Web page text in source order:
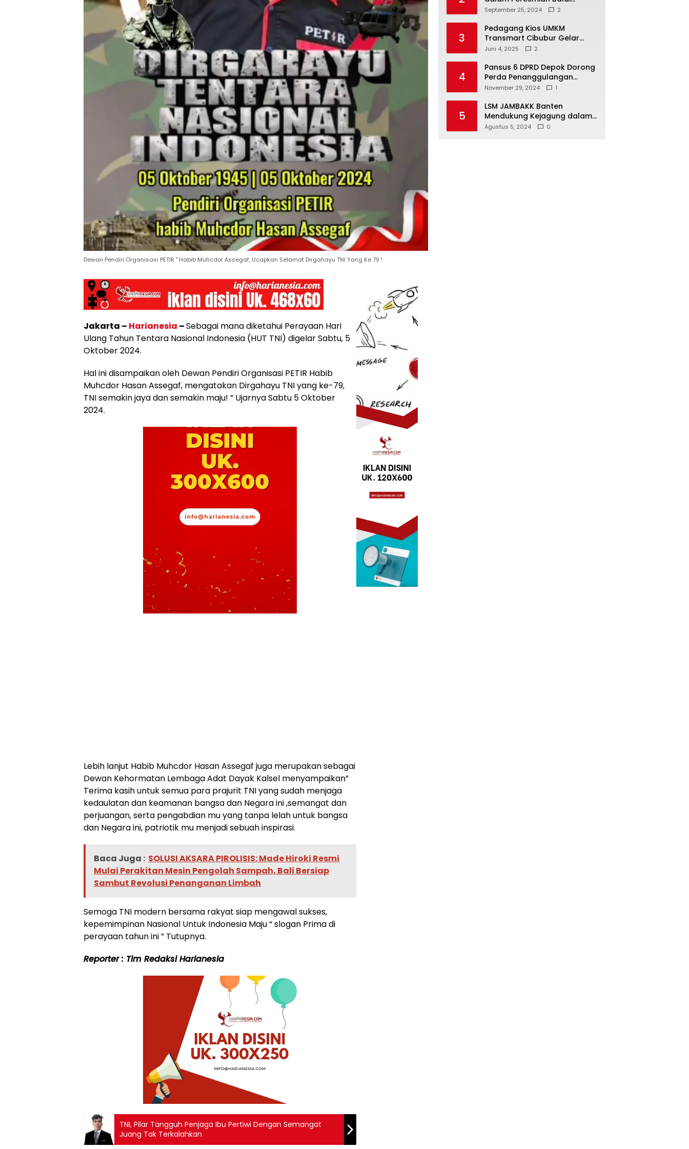
Dewan Pendiri Organisasi PETIR " Habib Muhcdor Assegaf, Ucapkan Selamat Dirgahayu TNI Yang Ke 79 !
Jakarta – Harianesia –Sebagai mana diketahui Perayaan Hari
Ulang Tahun Tentara Nasional Indonesia (HUT TNI) digelar Sabtu, 5
Oktober 2024.
Hal ini disampaikan oleh Dewan Pendiri Organisasi PETIR Habib
Muhcdor Hasan Assegaf, mengatakan Dirgahayu TNI yang ke-79,
TNI semakin jaya dan semakin maju! ” Ujarnya Sabtu 5 Oktober
2024.
Lebih lanjut Habib Muhcdor Hasan Assegaf juga merupakan sebagai
Dewan Kehormatan Lembaga Adat Dayak Kalsel menyampaikan”
Terima kasih untuk semua para prajurit TNI yang sudah menjaga
kedaulatan dan keamanan bangsa dan Negara ini ,semangat dan
perjuangan, serta pengabdian mu yang tanpa lelah untuk bangsa
dan Negara ini, patriotik mu menjadi sebuah inspirasi.
Baca Juga : SOLUSI AKSARA PIROLISIS: Made Hiroki Resmi
Mulai Perakitan Mesin Pengolah Sampah, Bali Bersiap
Sambut Revolusi Penanganan Limbah
Semoga TNI modern bersama rakyat siap mengawal sukses,
kepemimpinan Nasional Untuk Indonesia Maju “ slogan Prima di
perayaan tahun ini ” Tutupnya.
Reporter : Tim Redaksi Harianesia
TNI, Pilar Tangguh Penjaga Ibu Pertiwi Dengan Semangat
Juang Tak Terkalahkan
Warga di Sukamaju : Wadah
Aspirasi Masyarakat
September 25, 2024 2
3
Pedagang Kios UMKM
Transmart Cibubur Gelar
Family Gathering di Cisarua,
Kekompakan
Juni 4, 2025 2
4
Pansus 6 DPRD Depok Dorong
Perda Penanggulangan
Kebakaran untuk
November 29, 2024 1
5
LSM JAMBAKK Banten
Mendukung Kejagung dalam
Investigasi Terhadap
Agustus 5, 2024 0